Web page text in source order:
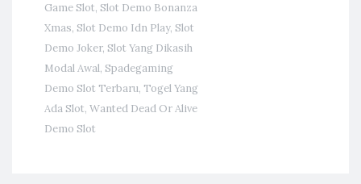
Game Slot, Slot Demo Bonanza
Xmas, Slot Demo Idn Play, Slot
Demo Joker, Slot Yang Dikasih
Modal Awal, Spadegaming
Demo Slot Terbaru, Togel Yang
Ada Slot, Wanted Dead Or Alive
Demo Slot